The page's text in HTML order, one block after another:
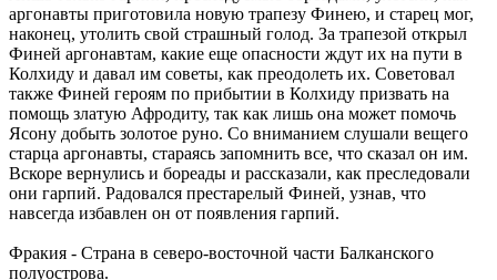
аргонавты приготовила новую трапезу Финею, и старец мог,
наконец, утолить свой страшный голод. За трапезой открыл
Финей аргонавтам, какие еще опасности ждут их на пути в
Колхиду и давал им советы, как преодолеть их. Советовал
также Финей героям по прибытии в Колхиду призвать на
помощь златую Афродиту, так как лишь она может помочь
Ясону добыть золотое руно. Со вниманием слушали вещего
старца аргонавты, стараясь запомнить все, что сказал он им.
Вскоре вернулись и бореады и рассказали, как преследовали
они гарпий. Радовался престарелый Финей, узнав, что
навсегда избавлен он от появления гарпий.
Фракия - Страна в северо-восточной части Балканского
полуострова.